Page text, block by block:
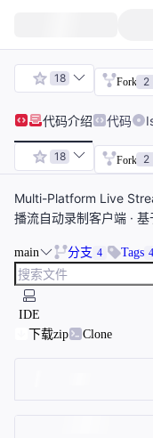
18 Fork 2
代码介绍 代码
18 Fork 2
Multi-Platform Live
播流自动录制客户端 ·
main 分支 4 Tags 4
IDE
下载zip
Clone